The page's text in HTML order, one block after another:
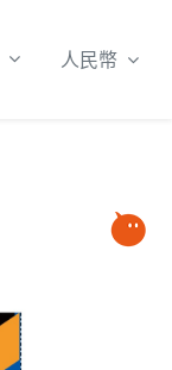
人民幣